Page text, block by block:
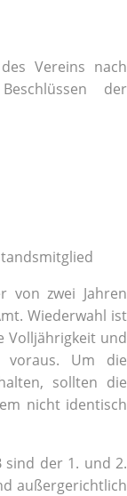
Vereins nach
der
von zwei Jahren
Wiederwahl ist
Volljährigkeit und
voraus. Um die
sollten die
nicht identisch
sind der 1. und 2.
außergerichtlich